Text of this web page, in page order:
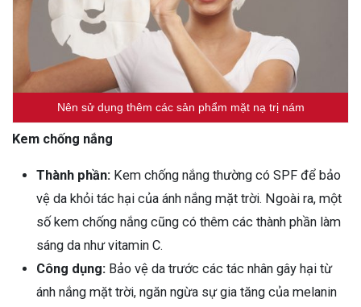
Nên sử dụng thêm các sản phẩm mặt nạ trị nám
Kem chống nắng
Thành phần: Kem chống nắng thường có SPF để bảo
vệ da khỏi tác hại của ánh nắng mặt trời. Ngoài ra, một
số kem chống nắng cũng có thêm các thành phần làm
sáng da như vitamin C.
Công dụng: Bảo vệ da trước các tác nhân gây hại từ
ánh nắng mặt trời, ngăn ngừa sự gia tăng của melanin